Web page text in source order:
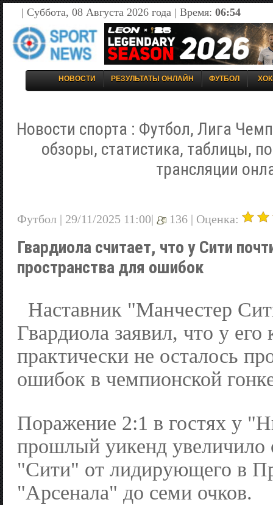
| Суббота, 08 Августа 2026 года | Время: 06:54
НОВОСТИ РЕЗУЛЬТАТЫ ОНЛАЙН ФУТБОЛ
Новости спорта : Футбол, Лига
обзоры, статистика, таблицы,
трансляции
Футбол | 29/11/2025 11:00| 136 | Оценка:
Гвардиола считает, что у Сити
пространства для ошибок
Наставник "Манчестер
Гвардиола заявил, что у
практически не осталось
ошибок в чемпионской
Поражение 2:1 в гостях у
прошлый уикенд увеличило
"Сити" от лидирующего в
"Арсенала" до семи очков.